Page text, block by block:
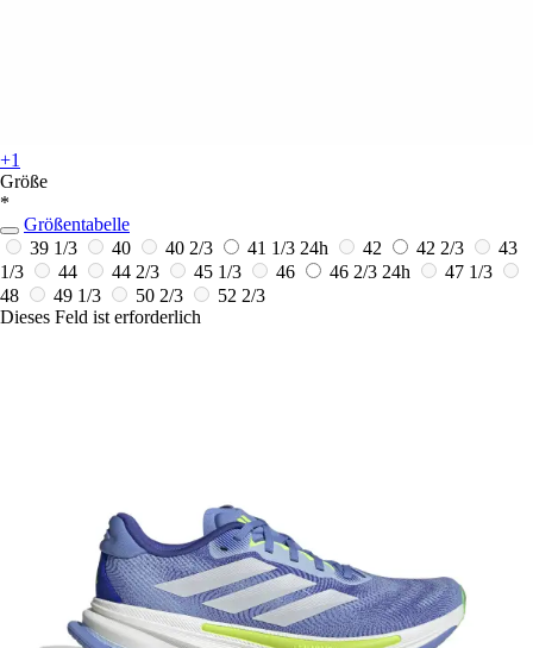
+1
Größe
*
Größentabelle
39 1/3
40 40 2/3 41 1/3 24h 42 42 2/3
43
1/3
44 44 2/3 45 1/3 46 46 2/3 24h
47 1/3
48
49 1/3 50 2/3
52 2/3
Dieses Feld ist erforderlich